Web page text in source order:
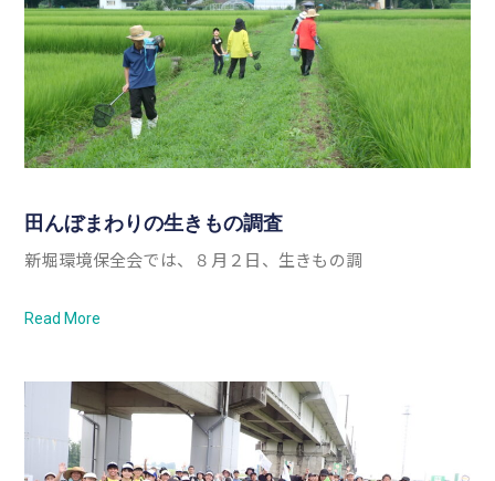
田んぼまわりの生きもの調査
新堀環境保全会では、８月２日、生きもの調
Read More